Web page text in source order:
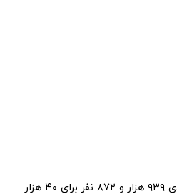
در طرح مختص متقاضیان عادی ۹۳۹ هزار و ۸۷۲ نفر برای ۴۰ هزار